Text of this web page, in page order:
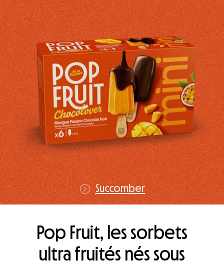
Succomber
Pop Fruit, les sorbets
ultra fruités nés sous